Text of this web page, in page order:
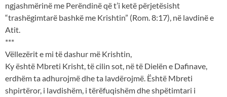
ngjashmërinë me Perëndinë që t’i ketë përjetësisht
“trashëgimtarë bashkë me Krishtin” (Rom. 8:17), në lavdinë e
Atit.
***
Vëllezërit e mi të dashur më Krishtin,
Ky është Mbreti Krisht, të cilin sot, në të Dielën e Dafinave,
erdhëm ta adhurojmë dhe ta lavdërojmë. Është Mbreti
shpirtëror, i lavdishëm, i tërëfuqishëm dhe shpëtimtari i